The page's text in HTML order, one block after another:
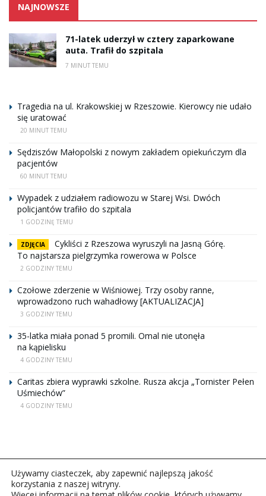
NAJNOWSZE
71-latek uderzył w cztery zaparkowane
auta. Trafił do szpitala
7 MINUT TEMU
Tragedia na ul. Krakowskiej w Rzeszowie. Kierowcy nie udało
się uratować
20 MINUT TEMU
Sędziszów Małopolski z nowym zakładem opiekuńczym dla
pacjentów
60 MINUT TEMU
Wypadek z udziałem radiowozu w Starej Wsi. Dwóch
policjantów trafiło do szpitala
1 GODZINĘ TEMU
ZDJĘCIA
Cykliści z Rzeszowa wyruszyli na Jasną Górę.
To najstarsza pielgrzymka rowerowa w Polsce
2 GODZINY TEMU
Czołowe zderzenie w Wiśniowej. Trzy osoby ranne,
wprowadzono ruch wahadłowy [AKTUALIZACJA]
3 GODZINY TEMU
35-latka miała ponad 5 promili. Omal nie utonęła
na kąpielisku
4 GODZINY TEMU
Caritas zbiera wyprawki szkolne. Rusza akcja „Tornister Pełen
Uśmiechów”
4 GODZINY TEMU
Używamy ciasteczek, aby zapewnić najlepszą jakość
korzystania z naszej witryny.